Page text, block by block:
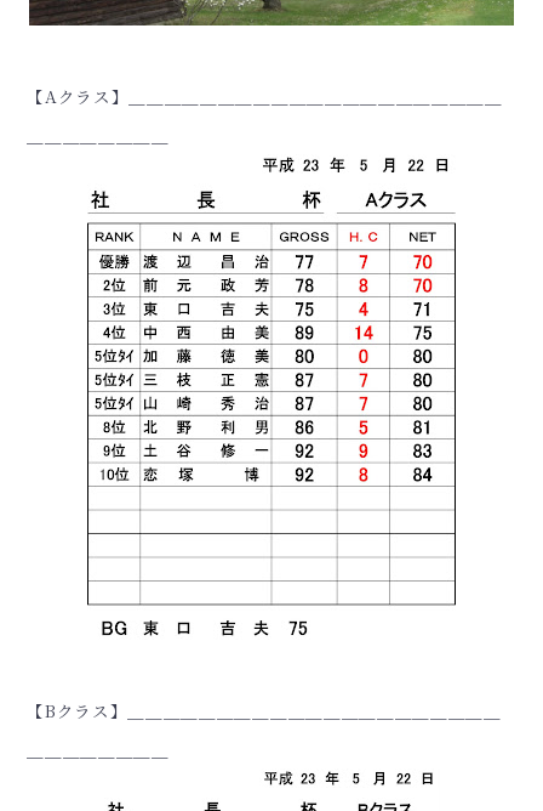
【Aクラス】＿＿＿＿＿＿＿＿＿＿＿＿＿＿＿＿＿＿＿＿＿
【Bクラス】＿＿＿＿＿＿＿＿＿＿＿＿＿＿＿＿＿＿＿＿＿